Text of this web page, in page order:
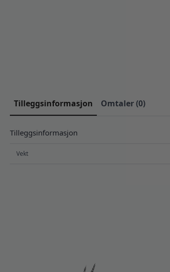
Tilleggsinformasjon Omtaler (0)
Tilleggsinformasjon
Vekt